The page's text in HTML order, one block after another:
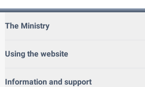
The Ministry
Using the website
Information and support